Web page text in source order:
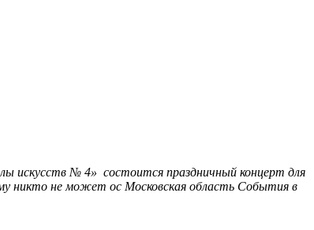
искусств № 4» состоится праздничный концерт для
никто не может ос Московская область События в